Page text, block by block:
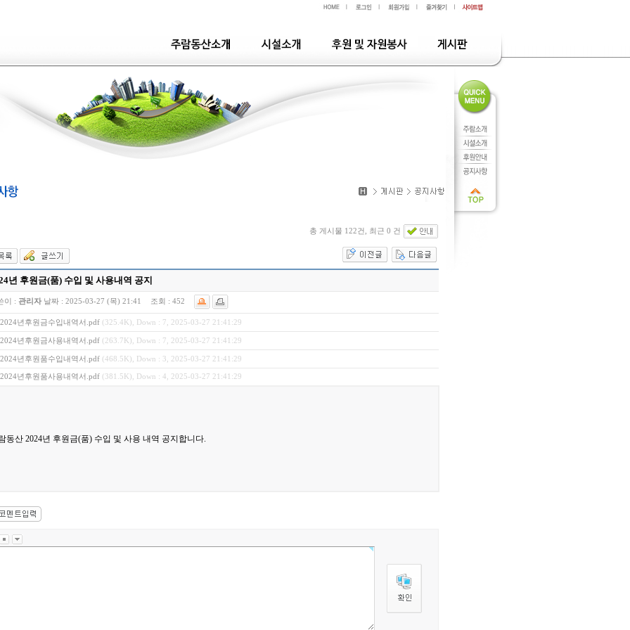
총 게시물 122건, 최근 0 건
년 후원금(품) 수입 및 사용내역 공지
이 : 관리자날짜 : 2025-03-27 (목) 21:41 조회 : 452
년후원금수입내역서.pdf (325.4K), Down : 7, 2025-03-27 21:41:29
년후원금사용내역서.pdf (263.7K), Down : 7, 2025-03-27 21:41:29
년후원품수입내역서.pdf (468.5K), Down : 3, 2025-03-27 21:41:29
년후원품사용내역서.pdf (381.5K), Down : 4, 2025-03-27 21:41:29
동산 2024년 후원금(품) 수입 및 사용 내역 공지합니다.